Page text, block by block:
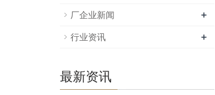
厂企业新闻 +
行业资讯 +
最新资讯